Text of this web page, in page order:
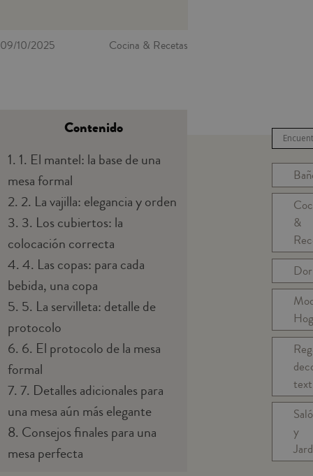
09/10/2025 Cocina & Recetas
Contenido
1. 1. El mantel: la base de una
mesa formal
2. 2. La vajilla: elegancia y orden
3. 3. Los cubiertos: la
colocación correcta
4. 4. Las copas: para cada
bebida, una copa
5. 5. La servilleta: detalle de
protocolo
6. 6. El protocolo de la mesa
formal
7. 7. Detalles adicionales para
una mesa aún más elegante
8. Consejos finales para una
mesa perfecta
&
y